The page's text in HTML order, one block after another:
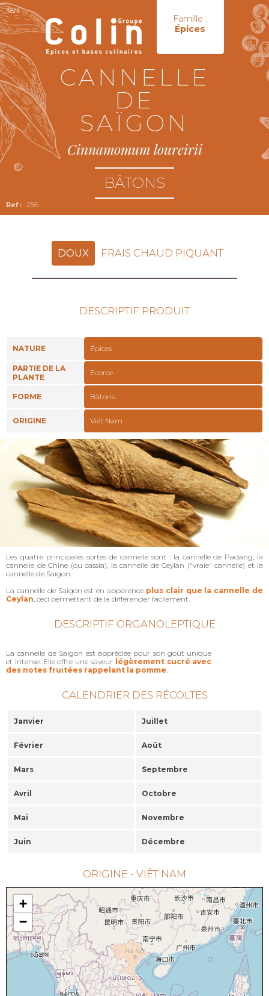
Famille :
Épices
38N
256
CANNELLE
DE
SAÏGON
Cinnamomum loureirii
BÂTONS
DOUX FRAIS CHAUD PIQUANT
DESCRIPTIF PRODUIT
NATURE Épices
PARTIE DE LA
PLANTE
Ecorce
FORME Bâtons
ORIGINE Viêt Nam
Les quatre principales sortes de cannelle sont : la cannelle de Padang, la
cannelle de Chine (ou cassia), la cannelle de Ceylan ("vraie" cannelle) et la
cannelle de Saïgon.
La cannelle de Saigon est en apparence plus clair que la cannelle de
Ceylan, ceci permettant de la différencier facilement.
DESCRIPTIF ORGANOLEPTIQUE
La cannelle de Saigon est appréciée pour son goût unique
et intense. Elle offre une saveur
légèrement sucré avec
des notes fruitées rappelant la pomme.
CALENDRIER DES RÉCOLTES
Janvier Juillet
Février Août
Mars Septembre
Avril Octobre
Mai Novembre
Juin Décembre
ORIGINE - VIÊT NAM
+
−